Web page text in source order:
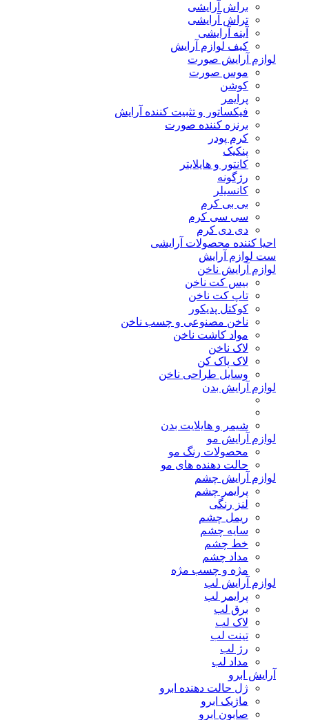
براش آرایشی
تراش آرایشی
آینه آرایشی
کیف لوازم آرایش
لوازم آرایش صورت
موس صورت
کوشن
پرایمر
فیکساتور و تثبیت کننده آرایش
برنزه کننده صورت
کرم پودر
پنکیک
کانتور و هایلایتر
رژگونه
کانسیلر
بی بی کرم
سی سی کرم
دی دی کرم
احیا کننده محصولات آرایشی
ست لوازم آرایش
لوازم آرایش ناخن
بیس کت ناخن
تاپ کت ناخن
کوکتل پدیکور
ناخن مصنوعی و چسب ناخن
مواد کاشت ناخن
لاک ناخن
لاک پاک کن
وسایل طراحی ناخن
لوازم آرایش بدن
شیمر و هایلایت بدن
لوازم آرایش مو
محصولات رنگ مو
حالت دهنده های مو
لوازم آرایش چشم
پرایمر چشم
لنز رنگی
ریمل چشم
سایه چشم
خط چشم
مداد چشم
مژه و چسب مژه
لوازم آرایش لب
پرایمر لب
برق لب
لاک لب
تینت لب
رژ لب
مداد لب
آرایش ابرو
ژل حالت دهنده ابرو
ماژیک ابرو
صابون ابرو